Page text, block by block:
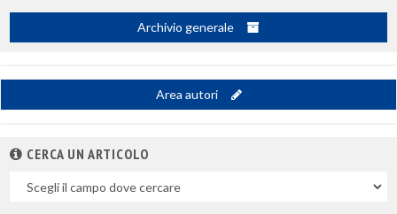
Archivio generale
Area autori
CERCA UN ARTICOLO
campo